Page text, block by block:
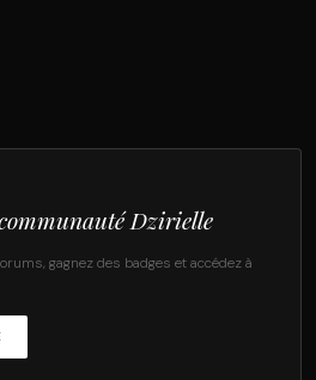
Dzirielle
gagnez des badges et accédez à